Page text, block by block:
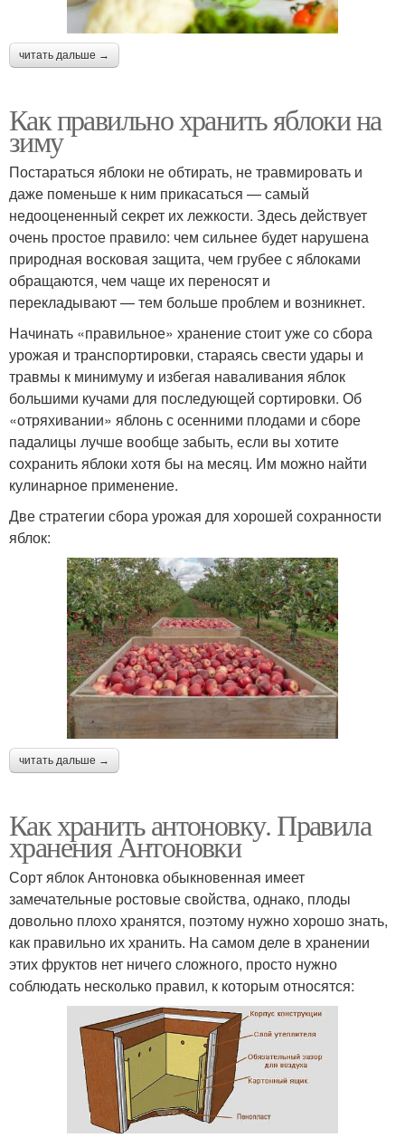
читать дальше →
Как правильно хранить яблоки на
зиму
Постараться яблоки не обтирать, не травмировать и
даже поменьше к ним прикасаться — самый
недооцененный секрет их лежкости. Здесь действует
очень простое правило: чем сильнее будет нарушена
природная восковая защита, чем грубее с яблоками
обращаются, чем чаще их переносят и
перекладывают — тем больше проблем и возникнет.
Начинать «правильное» хранение стоит уже со сбора
урожая и транспортировки, стараясь свести удары и
травмы к минимуму и избегая наваливания яблок
большими кучами для последующей сортировки. Об
«отряхивании» яблонь с осенними плодами и сборе
падалицы лучше вообще забыть, если вы хотите
сохранить яблоки хотя бы на месяц. Им можно найти
кулинарное применение.
Две стратегии сбора урожая для хорошей сохранности
яблок:
читать дальше →
Как хранить антоновку. Правила
хранения Антоновки
Сорт яблок Антоновка обыкновенная имеет
замечательные ростовые свойства, однако, плоды
довольно плохо хранятся, поэтому нужно хорошо знать,
как правильно их хранить. На самом деле в хранении
этих фруктов нет ничего сложного, просто нужно
соблюдать несколько правил, к которым относятся: